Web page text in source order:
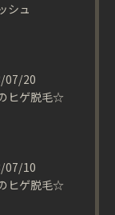
シュ
07/20
ヒゲ脱毛☆
07/10
ヒゲ脱毛☆